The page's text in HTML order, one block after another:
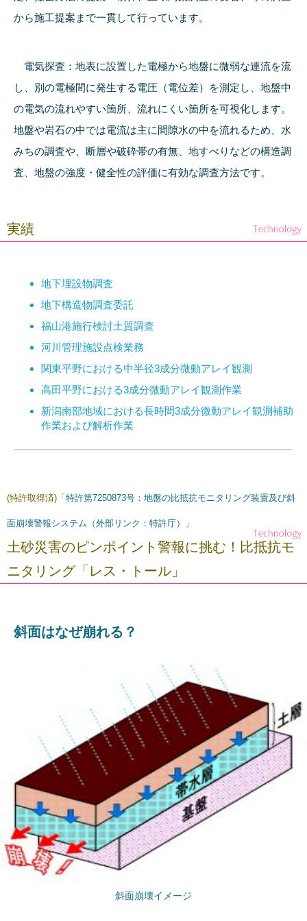
から施工提案まで一貫して行っています。
電気探査：地表に設置した電極から地盤に微弱な連流を流
し、別の電極間に発生する電圧（電位差）を測定し、地盤中
の電気の流れやすい箇所、流れにくい箇所を可視化します。
地盤や岩石の中では電流は主に間隙水の中を流れるため、水
みちの調査や、断層や破砕帯の有無、地すべりなどの構造調
査、地盤の強度・健全性の評価に有効な調査方法です。
実績
地下埋設物調査
地下構造物調査委託
福山港施行検討土質調査
河川管理施設点検業務
関東平野における中半径3成分微動アレイ観測
高田平野における3成分微動アレイ観測作業
新潟南部地域における長時間3成分微動アレイ観測補助
作業および解析作業
(特許取得済)「特許第7250873号：地盤の比抵抗モニタリング装置及び斜
面崩壊警報システム（外部リンク：特許庁） 」
土砂災害のピンポイント警報に挑む！比抵抗モ
ニタリング「レス・トール」
斜面はなぜ崩れる？
斜面崩壊イメージ